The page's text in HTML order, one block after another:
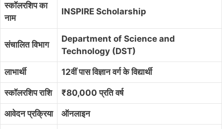
स्कॉलरशिप का
नाम
INSPIRE Scholarship
संचालित विभाग
Department of Science and
Technology (DST)
लाभार्थी 12वीं पास विज्ञान वर्ग के विद्यार्थी
स्कॉलरशिप राशि ₹80,000 प्रति वर्ष
आवेदन प्रक्रिया ऑनलाइन